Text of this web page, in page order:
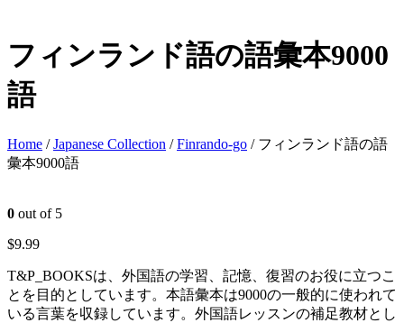
フィンランド語の語彙本9000
語
Home /Japanese Collection /Finrando-go / フィンランド語の語
彙本9000語
0 out of 5
$9.99
T&P_BOOKSは、外国語の学習、記憶、復習のお役に立つこ
とを目的としています。本語彙本は9000の一般的に使われて
いる言葉を収録しています。外国語レッスンの補足教材とし